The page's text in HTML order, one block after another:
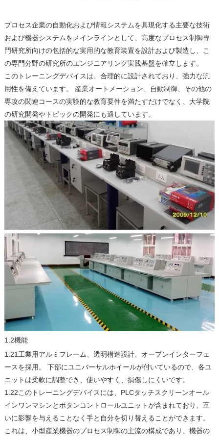
プロセス企業の自動化および情報システムを具現化する主要な技術
および機器システムをメインラインとして、高度なプロセス制御専
門研究所向けの包括的な実用的な教育装置を設計および製造し、こ
の専門分野の研究所のエンジニアリング実践基盤を確立します。
このトレーニングデバイスは、合理的に設計されており、強力な汎
用性を備えています。 産業オートメーション、自動制御、その他の
専攻の関連コースの実験的な教育要件を満たすだけでなく、大学院
の研究開発やトピックの開発にも適しています。
1.2機能
1.21工業用アルミフレーム、透明構造設計、オープンインターフェ
ースを採用。 下部にユニバーサルホイールが付いているので、各ユ
ニットは柔軟に調整でき、使いやすく、損傷しにくいです。
1.22このトレーニングデバイスには、PLCタッチスクリーンオール
インワンマシンとボタンコントロールユニットが含まれており、互
いに影響を与えることなく手と自分を切り替えることができます。
これは、小型産業機器のプロセス制御の主流の構成であり、機器の